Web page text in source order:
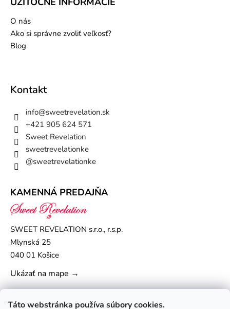
Táto webstránka používa súbory cookies.
O nás
Ako si správne zvoliť veľkosť?
Blog
Kontakt
info@sweetrevelation.sk
+421 905 624 571
Sweet Revelation
sweetrevelationke
@sweetrevelationke
KAMENNÁ PREDAJŇA
SWEET REVELATION s.r.o., r.s.p.
Mlynská 25
040 01 Košice
Ukázať na mape →